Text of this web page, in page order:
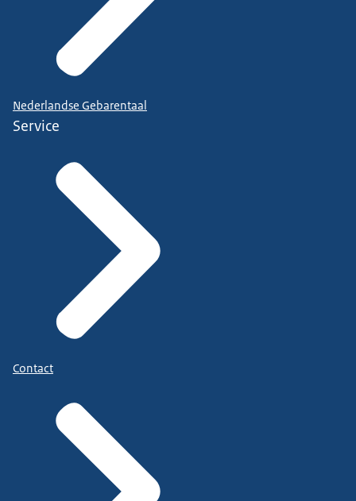
Nederlandse Gebarentaal
Service
Contact